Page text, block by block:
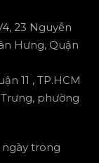
23 Nguyễn
Hưng, Quận
11 , TP.HCM
phường
ngày trong